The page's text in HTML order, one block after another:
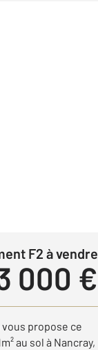
F2 à vendre
000 €
vous propose ce
au sol à Nancray,